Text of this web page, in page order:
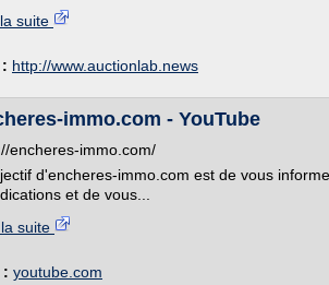
suite
http://www.auctionlab.news
immo.com - YouTube
encheres-immo.com/
d'encheres-immo.com est de vous
et de vous...
suite
: youtube.com